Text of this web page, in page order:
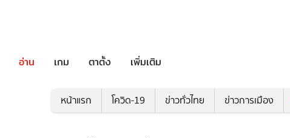
อ่าน เกม ตาตั้ง เพิ่มเติม
หน้าแรก โควิด-19 ข่าวทั่วไทย ข่าวการเมือง